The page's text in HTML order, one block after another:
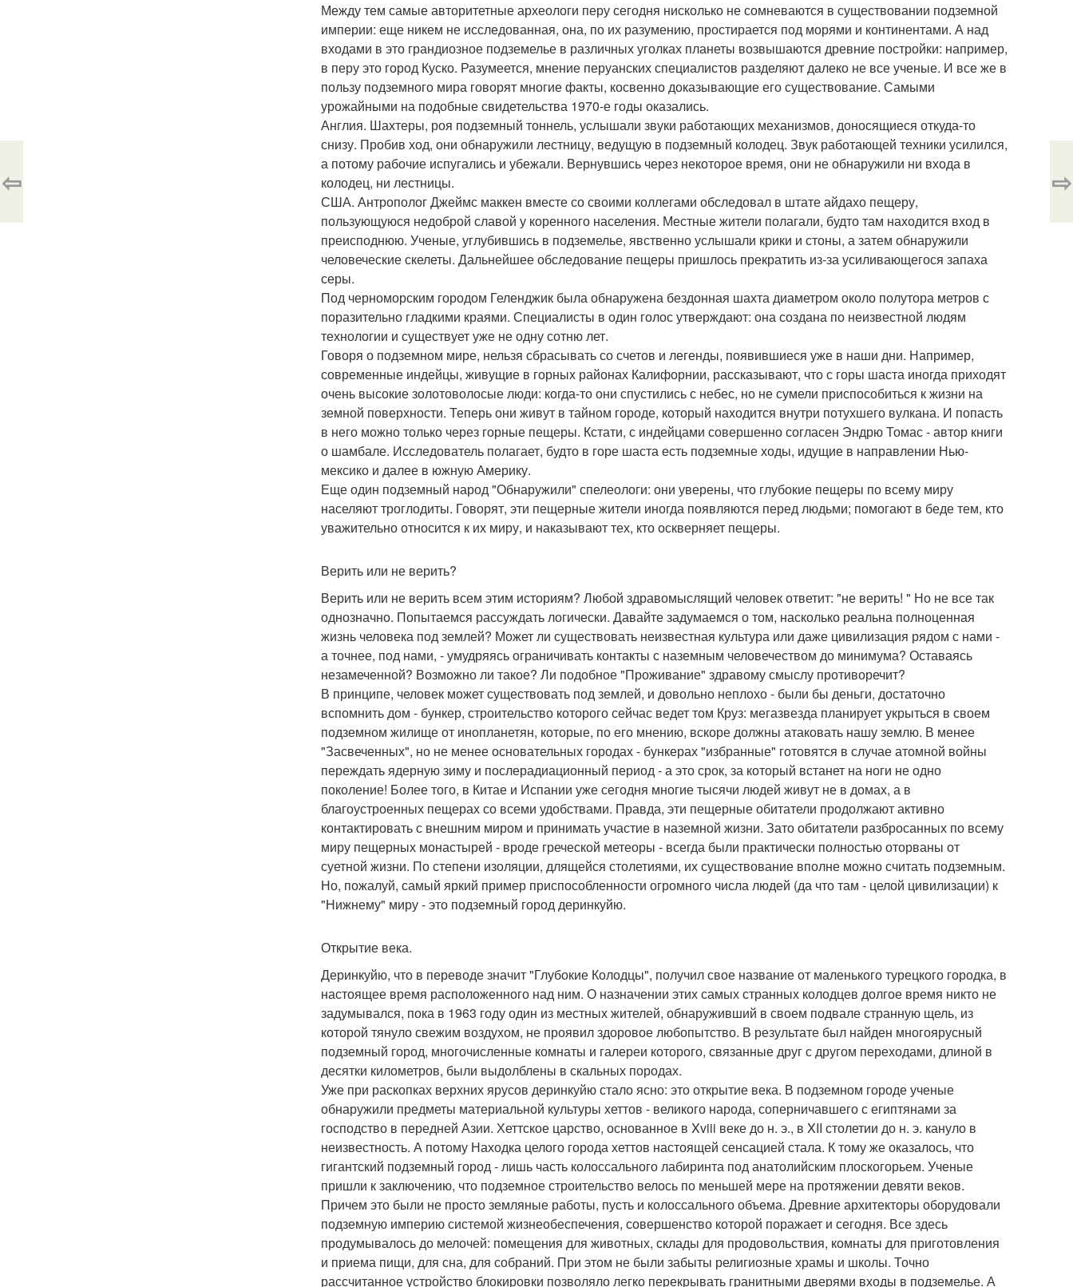
Между тем самые авторитетные археологи перу сегодня нисколько не сомневаются в существовании подземной
империи: еще никем не исследованная, она, по их разумению, простирается под морями и континентами. А над
входами в это грандиозное подземелье в различных уголках планеты возвышаются древние постройки: например,
в перу это город Куско. Разумеется, мнение перуанских специалистов разделяют далеко не все ученые. И все же в
пользу подземного мира говорят многие факты, косвенно доказывающие его существование. Самыми
урожайными на подобные свидетельства 1970-е годы оказались.
Англия. Шахтеры, роя подземный тоннель, услышали звуки работающих механизмов, доносящиеся откуда-то
снизу. Пробив ход, они обнаружили лестницу, ведущую в подземный колодец. Звук работающей техники усилился,
а потому рабочие испугались и убежали. Вернувшись через некоторое время, они не обнаружили ни входа в
колодец, ни лестницы.
США. Антрополог Джеймс маккен вместе со своими коллегами обследовал в штате айдахо пещеру,
пользующуюся недоброй славой у коренного населения. Местные жители полагали, будто там находится вход в
преисподнюю. Ученые, углубившись в подземелье, явственно услышали крики и стоны, а затем обнаружили
человеческие скелеты. Дальнейшее обследование пещеры пришлось прекратить из-за усиливающегося запаха
серы.
Под черноморским городом Геленджик была обнаружена бездонная шахта диаметром около полутора метров с
поразительно гладкими краями. Специалисты в один голос утверждают: она создана по неизвестной людям
технологии и существует уже не одну сотню лет.
Говоря о подземном мире, нельзя сбрасывать со счетов и легенды, появившиеся уже в наши дни. Например,
современные индейцы, живущие в горных районах Калифорнии, рассказывают, что с горы шаста иногда приходят
очень высокие золотоволосые люди: когда-то они спустились с небес, но не сумели приспособиться к жизни на
земной поверхности. Теперь они живут в тайном городе, который находится внутри потухшего вулкана. И попасть
в него можно только через горные пещеры. Кстати, с индейцами совершенно согласен Эндрю Томас - автор книги
о шамбале. Исследователь полагает, будто в горе шаста есть подземные ходы, идущие в направлении Нью-
мексико и далее в южную Америку.
Еще один подземный народ "Обнаружили" спелеологи: они уверены, что глубокие пещеры по всему миру
населяют троглодиты. Говорят, эти пещерные жители иногда появляются перед людьми; помогают в беде тем, кто
уважительно относится к их миру, и наказывают тех, кто оскверняет пещеры.
Верить или не верить?
Верить или не верить всем этим историям? Любой здравомыслящий человек ответит: "не верить! " Но не все так
однозначно. Попытаемся рассуждать логически. Давайте задумаемся о том, насколько реальна полноценная
жизнь человека под землей? Может ли существовать неизвестная культура или даже цивилизация рядом с нами -
а точнее, под нами, - умудряясь ограничивать контакты с наземным человечеством до минимума? Оставаясь
незамеченной? Возможно ли такое? Ли подобное "Проживание" здравому смыслу противоречит?
В принципе, человек может существовать под землей, и довольно неплохо - были бы деньги, достаточно
вспомнить дом - бункер, строительство которого сейчас ведет том Круз: мегазвезда планирует укрыться в своем
подземном жилище от инопланетян, которые, по его мнению, вскоре должны атаковать нашу землю. В менее
"Засвеченных", но не менее основательных городах - бункерах "избранные" готовятся в случае атомной войны
переждать ядерную зиму и послерадиационный период - а это срок, за который встанет на ноги не одно
поколение! Более того, в Китае и Испании уже сегодня многие тысячи людей живут не в домах, а в
благоустроенных пещерах со всеми удобствами. Правда, эти пещерные обитатели продолжают активно
контактировать с внешним миром и принимать участие в наземной жизни. Зато обитатели разбросанных по всему
миру пещерных монастырей - вроде греческой метеоры - всегда были практически полностью оторваны от
суетной жизни. По степени изоляции, длящейся столетиями, их существование вполне можно считать подземным.
Но, пожалуй, самый яркий пример приспособленности огромного числа людей (да что там - целой цивилизации) к
"Нижнему" миру - это подземный город деринкуйю.
Открытие века.
Деринкуйю, что в переводе значит "Глубокие Колодцы", получил свое название от маленького турецкого городка, в
настоящее время расположенного над ним. О назначении этих самых странных колодцев долгое время никто не
задумывался, пока в 1963 году один из местных жителей, обнаруживший в своем подвале странную щель, из
которой тянуло свежим воздухом, не проявил здоровое любопытство. В результате был найден многоярусный
подземный город, многочисленные комнаты и галереи которого, связанные друг с другом переходами, длиной в
десятки километров, были выдолблены в скальных породах.
Уже при раскопках верхних ярусов деринкуйю стало ясно: это открытие века. В подземном городе ученые
обнаружили предметы материальной культуры хеттов - великого народа, соперничавшего с египтянами за
господство в передней Азии. Хеттское царство, основанное в Xviii веке до н. э., в XII столетии до н. э. кануло в
неизвестность. А потому Находка целого города хеттов настоящей сенсацией стала. К тому же оказалось, что
гигантский подземный город - лишь часть колоссального лабиринта под анатолийским плоскогорьем. Ученые
пришли к заключению, что подземное строительство велось по меньшей мере на протяжении девяти веков.
Причем это были не просто земляные работы, пусть и колоссального объема. Древние архитекторы оборудовали
подземную империю системой жизнеобеспечения, совершенство которой поражает и сегодня. Все здесь
продумывалось до мелочей: помещения для животных, склады для продовольствия, комнаты для приготовления
и приема пищи, для сна, для собраний. При этом не были забыты религиозные храмы и школы. Точно
рассчитанное устройство блокировки позволяло легко перекрывать гранитными дверями входы в подземелье. А
⇦ ⇨